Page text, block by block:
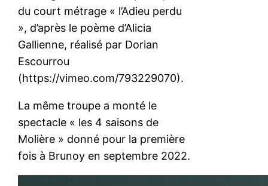
du court métrage « l’Adieu perdu
», d’après le poème d’Alicia
Gallienne, réalisé par Dorian
Escourrou
(https://vimeo.com/793229070).
La même troupe a monté le
spectacle « les 4 saisons de
Molière » donné pour la première
fois à Brunoy en septembre 2022.